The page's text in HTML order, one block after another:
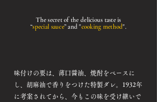
The secret of the delicious taste is
“special sauce” and "cooking method".
味付けの要は、薄口醤油、焼酎をベースに
し、胡麻油で香りをつけた特製ダレ。1932年
に考案されてから、今もこの味を受け継いで